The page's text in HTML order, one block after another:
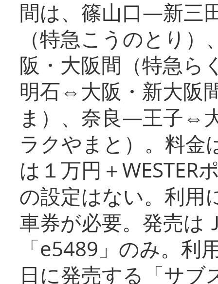
間は、篠山口―新三
（特急こうのとり
阪・大阪間（特急
明石⇔大阪・新大阪
ま）、奈良―王子⇔
ラクやまと）。料金
は１万円＋WESTER
の設定はない。利用
車券が必要。発売は
「e5489」のみ。利
日に発売する「サブ